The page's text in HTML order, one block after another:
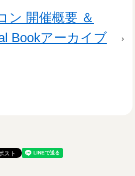
ン 開催概要 ＆
Bookアーカイブ